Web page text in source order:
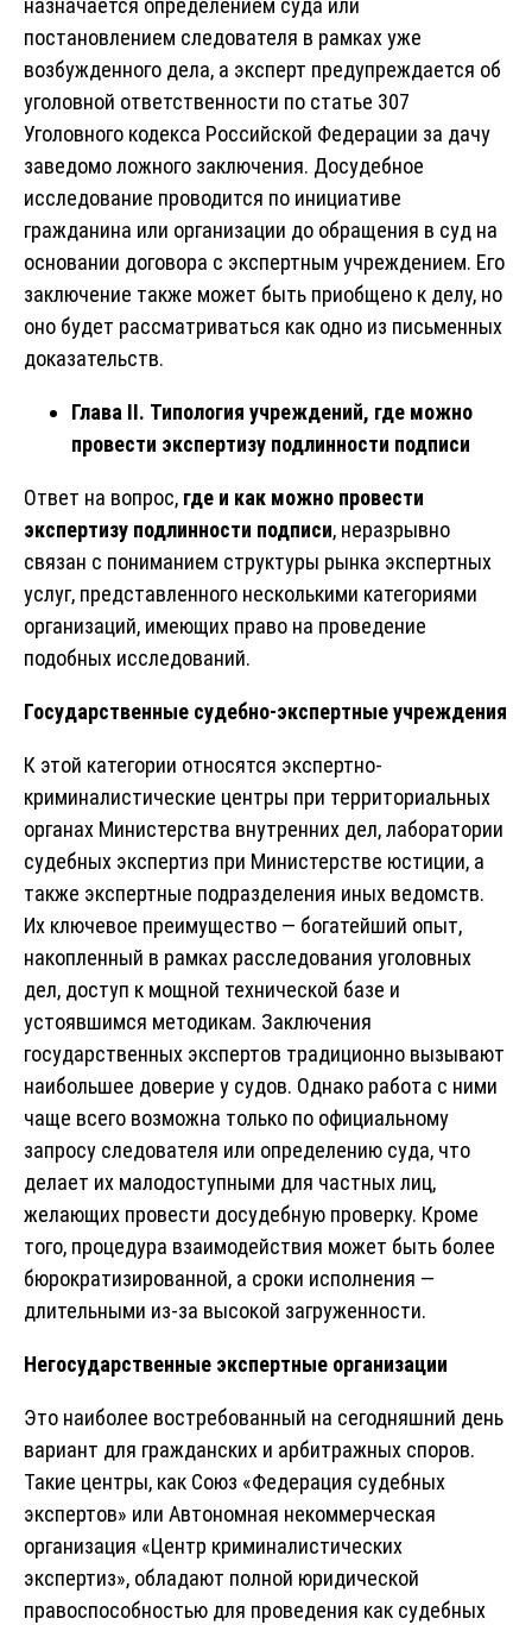
назначается определением суда или
постановлением следователя в рамках уже
возбужденного дела, а эксперт предупреждается об
уголовной ответственности по статье 307
Уголовного кодекса Российской Федерации за дачу
заведомо ложного заключения. Досудебное
исследование проводится по инициативе
гражданина или организации до обращения в суд на
основании договора с экспертным учреждением. Его
заключение также может быть приобщено к делу, но
оно будет рассматриваться как одно из письменных
доказательств.
Глава II. Типология учреждений, где можно
провести экспертизу подлинности подписи
Ответ на вопрос, где и как можно провести
экспертизу подлинности подписи, неразрывно
связан с пониманием структуры рынка экспертных
услуг, представленного несколькими категориями
организаций, имеющих право на проведение
подобных исследований.
Государственные судебно-экспертные учреждения
К этой категории относятся экспертно-
криминалистические центры при территориальных
органах Министерства внутренних дел, лаборатории
судебных экспертиз при Министерстве юстиции, а
также экспертные подразделения иных ведомств.
Их ключевое преимущество — богатейший опыт,
накопленный в рамках расследования уголовных
дел, доступ к мощной технической базе и
устоявшимся методикам. Заключения
государственных экспертов традиционно вызывают
наибольшее доверие у судов. Однако работа с ними
чаще всего возможна только по официальному
запросу следователя или определению суда, что
делает их малодоступными для частных лиц,
желающих провести досудебную проверку. Кроме
того, процедура взаимодействия может быть более
бюрократизированной, а сроки исполнения —
длительными из-за высокой загруженности.
Негосударственные экспертные организации
Это наиболее востребованный на сегодняшний день
вариант для гражданских и арбитражных споров.
Такие центры, как Союз «Федерация судебных
экспертов» или Автономная некоммерческая
организация «Центр криминалистических
экспертиз», обладают полной юридической
правоспособностью для проведения как судебных